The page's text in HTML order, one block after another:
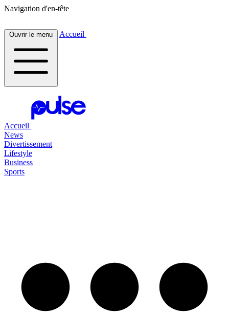
Navigation d'en-tête
Ouvrir le menu Accueil
Accueil
News
Divertissement
Lifestyle
Business
Sports